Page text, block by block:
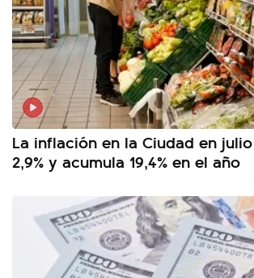
La inflación en la Ciudad en
2,9% y acumula 19,4% en el año